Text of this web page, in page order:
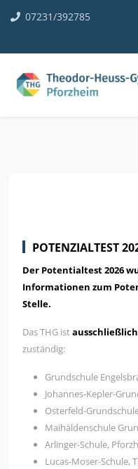
07231/392785
POTENZIALTEST
Der Potentialtest 2026
Informationen zum
Stelle.
Das THG ist
zuständig:
Grundschule
Johannes-Kepler-
Osterfeld-
Maihäldenschule
Arlinger-Schule,
Lucas-Moser-Schule,